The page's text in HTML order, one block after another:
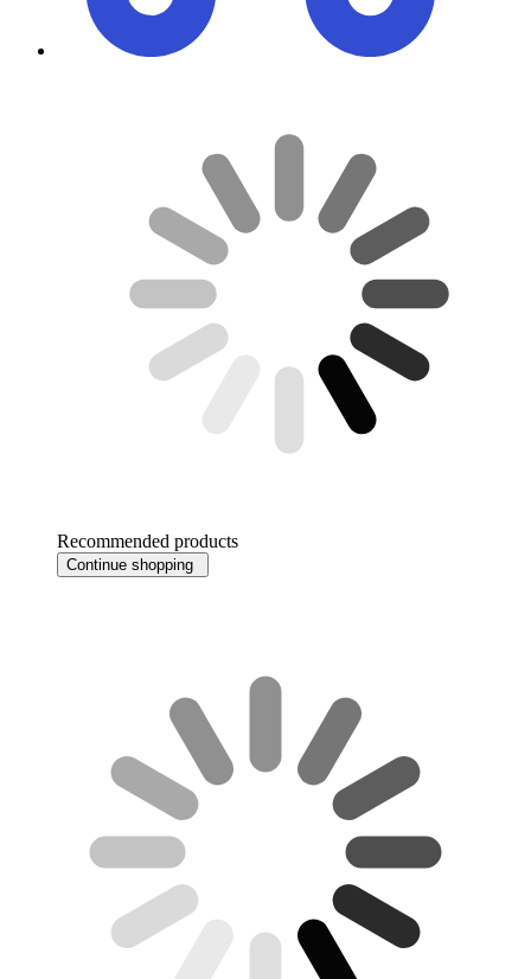
Recommended products
Continue shopping